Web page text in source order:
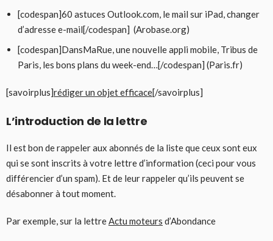
[codespan]60 astuces Outlook.com, le mail sur iPad, changer
d’adresse e-mail[/codespan] (Arobase.org)
[codespan]DansMaRue, une nouvelle appli mobile, Tribus de
Paris, les bons plans du week-end…[/codespan] (Paris.fr)
[savoirplus]rédiger un objet efficace[/savoirplus]
L’introduction de la lettre
Il est bon de rappeler aux abonnés de la liste que ceux sont eux
qui se sont inscrits à votre lettre d’information (ceci pour vous
différencier d’un spam). Et de leur rappeler qu’ils peuvent se
désabonner à tout moment.
Par exemple, sur la lettreActu moteurs d’Abondance